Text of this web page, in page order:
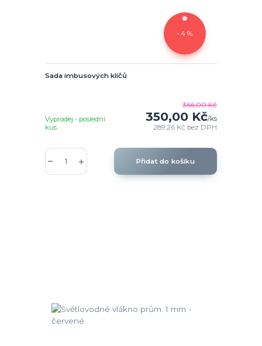
- 4 %
Sada imbusových klíčů
366,00 Kč
350,00 Kč/ks
289,26 Kč bez DPH
Výprodej - poslední
kus
Přidat do košíku